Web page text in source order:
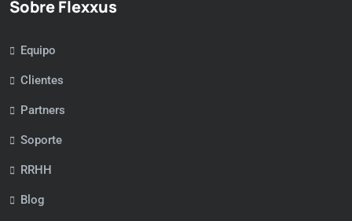
Sobre Flexxus
Equipo
Clientes
Partners
Soporte
RRHH
Blog